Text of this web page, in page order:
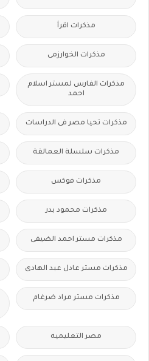
مذكرات اقرأ
مذكرات الخوارزمى
مذكرات الفارس لمستر اسلام
احمد
مذكرات تحيا مصر فى الدراسات
مذكرات سلسلة العمالقة
مذكرات فوكس
مذكرات محمود بدر
مذكرات مستر احمد الضيفى
مذكرات مستر عادل عبد الهادى
مذكرات مستر مراد ضرغام
مصر التعليميه